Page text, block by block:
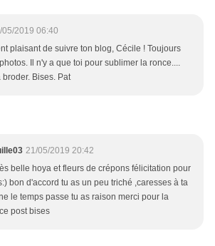
05/2019 06:40
plaisant de suivre ton blog, Cécile ! Toujours
Il n'y a que toi pour sublimer la ronce....
broder. Bises. Pat
21/05/2019 20:42
belle hoya et fleurs de crépons félicitation pour
bon d'accord tu as un peu triché ,caresses à ta
le temps passe tu as raison merci pour la
post bises